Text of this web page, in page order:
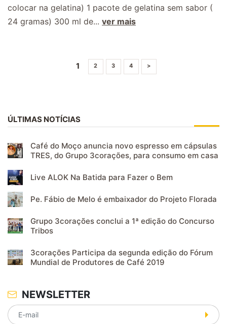
colocar na gelatina) 1 pacote de gelatina sem sabor (
24 gramas) 300 ml de... ver mais
1 2 3 4 >
ÚLTIMAS NOTÍCIAS
Café do Moço anuncia novo espresso em cápsulas
TRES, do Grupo 3corações, para consumo em casa
Live ALOK Na Batida para Fazer o Bem
Pe. Fábio de Melo é embaixador do Projeto Florada
Grupo 3corações conclui a 1ª edição do Concurso
Tribos
3corações Participa da segunda edição do Fórum
Mundial de Produtores de Café 2019
NEWSLETTER